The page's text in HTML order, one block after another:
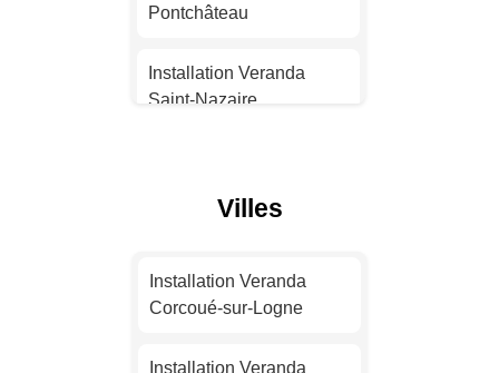
Strasbourg
Installation Veranda
Montpellier
Installation Veranda
Pontchâteau
Installation Veranda
Saint-Nazaire
Sainte-Luce-sur-Loire
Pornic
Villes
Installation Veranda
Corcoué-sur-Logne
Installation Veranda